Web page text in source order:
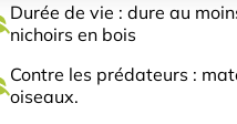
Durée de vie : dure au
nichoirs en bois
Contre les prédateurs :
oiseaux.